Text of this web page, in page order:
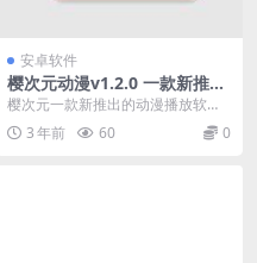
安卓软件
樱次元动漫v1.2.0 一款新推出
的动漫播放软件
樱次元一款新推出的动漫播放软
件。 这里有很多令人兴奋和美丽的
动漫。 所有类型的动...
3 年前 60 0